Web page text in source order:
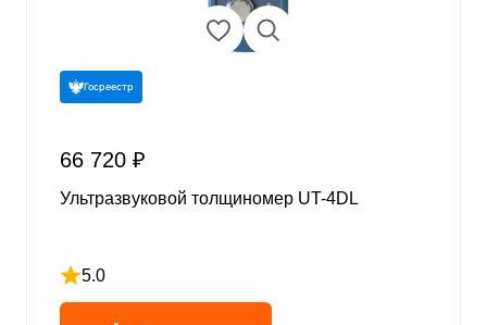
Госреестр
66 720 ₽
Ультразвуковой толщиномер UT-4DL
5.0
Рейтинг 5 из 5